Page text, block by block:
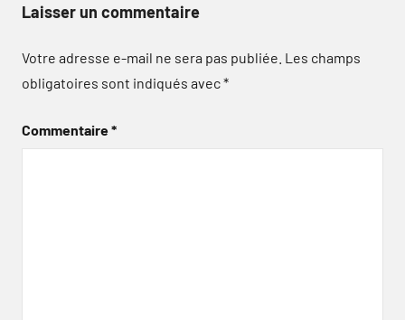
Laisser un commentaire
Votre adresse e-mail ne sera pas publiée. Les champs
obligatoires sont indiqués avec*
Commentaire*